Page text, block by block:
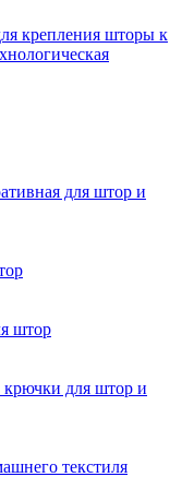
крепления шторы к
для штор и
штор
крючки для штор и
текстиля